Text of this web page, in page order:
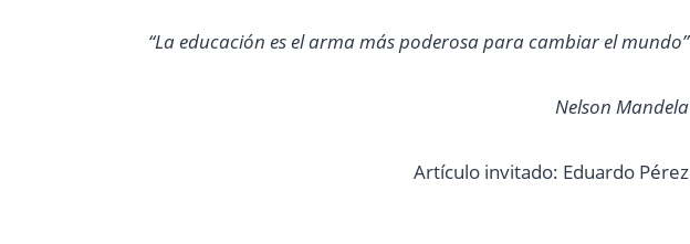
“La educación es el arma más poderosa para cambiar el mundo”
Nelson Mandela
Artículo invitado: Eduardo Pérez